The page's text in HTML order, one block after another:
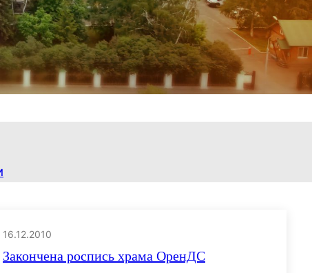
16.12.2010
Закончена роспись храма ОренДС